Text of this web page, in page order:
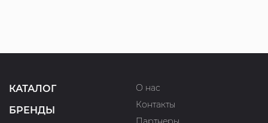
КАТАЛОГ
БРЕНДЫ
О нас
Контакты